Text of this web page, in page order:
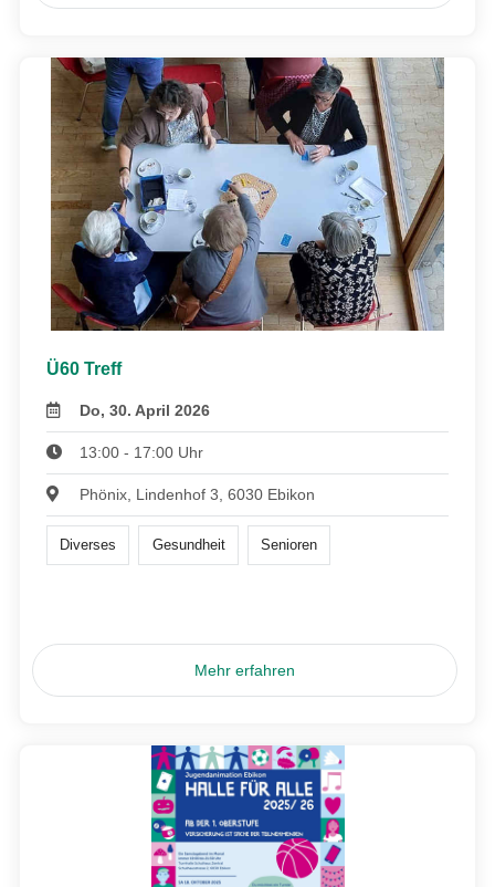
Ü60 Treff
Do, 30. April 2026
13:00 - 17:00 Uhr
Phönix, Lindenhof 3, 6030 Ebikon
Diverses Gesundheit Senioren
Mehr erfahren